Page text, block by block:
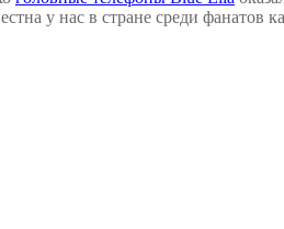
у нас в стране среди фанатов